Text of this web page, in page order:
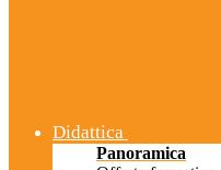
Didattica
Panoramica